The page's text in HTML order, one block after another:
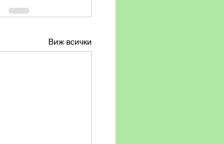
Виж всички